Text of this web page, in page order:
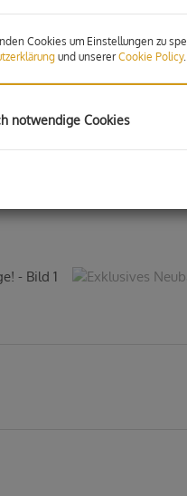
Cookies um Einstellungen zu
und unsererCookie Policy.
notwendige Cookies